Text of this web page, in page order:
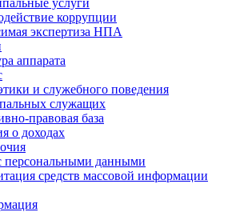
услуги
коррупции
экспертиза НПА
аппарата
и служебного поведения
служащих
правовая база
о доходах
персональными данными
средств массовой информации